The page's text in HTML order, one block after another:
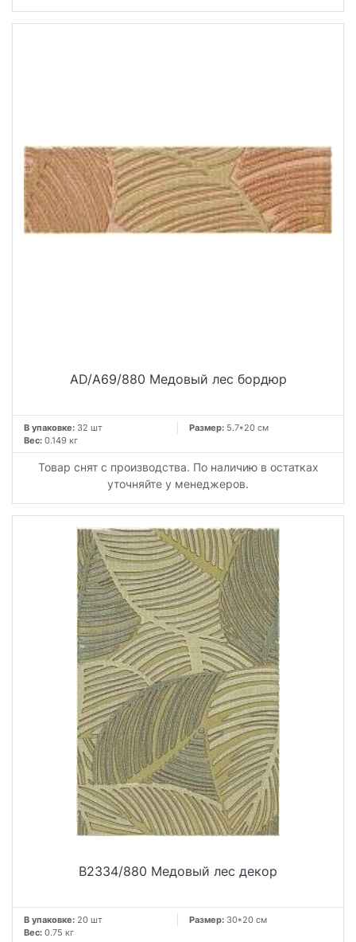
AD/A69/880 Медовый лес бордюр
В упаковке: 32 шт Размер: 5.7*20 см
Вес: 0.149 кг
Товар снят с производства. По наличию в остатках
уточняйте у менеджеров.
B2334/880 Медовый лес декор
В упаковке: 20 шт Размер: 30*20 см
Вес: 0.75 кг